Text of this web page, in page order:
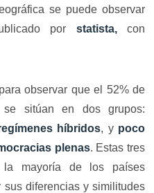
se puede observar
por statista,con
observar que el 52% de
sitúan en dos grupos:
híbridos, y poco
plenas. Estas tres
la mayoría de los países
diferencias y similitudes